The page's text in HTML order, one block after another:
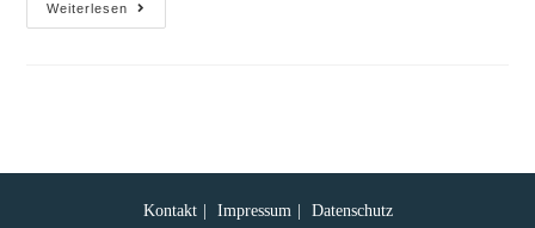
Weiterlesen
Kontakt Impressum Datenschutz